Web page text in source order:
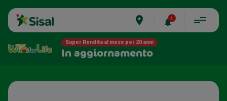
place
Super Rendita al mese per 20 anni
In aggiornamento